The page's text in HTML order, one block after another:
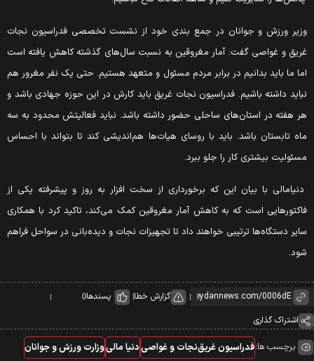
ورزش و جوانان در جمع بندی خود از نشست تخصصی فدراسیون نجات
و غواصی گفت: آمار مغروقین به نسبت سال‌های گذشته کاهش یافته است
ما باید بدانیم در برابر مردم مسئول و متعهد هستیم. حتی یک نفر مغرور هم
داشته باشیم. فدراسیون نجات غریق باید کارش در این حوزه جهادی باشد و
هفته در استان‌های ساحلی حضور داشته باشد. نباید فعالیتش محدود به سه
تابستان باشد. باید با روسای هیات‌ها هم‌اندیشی کند تا بتواند با احساس
بیشتری کار را جلو ببرد.
با بیان این که برخورداری از سخت افزار به روز و پیشرفته یکی از
است که به کاهش آمار مغروقین کمک می‌کند، تاکید کرد با همکاری
دستگاه‌ها ترتیبی خواهند داد تا تجهیزات نجات و دیده‌بانی در سواحل فراهم
گزارش خطا پسندها0
اشتراک گذاری
برچسب ها:فدراسیون غریق‌نجات و غواصیدنیا مالیوزارت ورزش و جوانان